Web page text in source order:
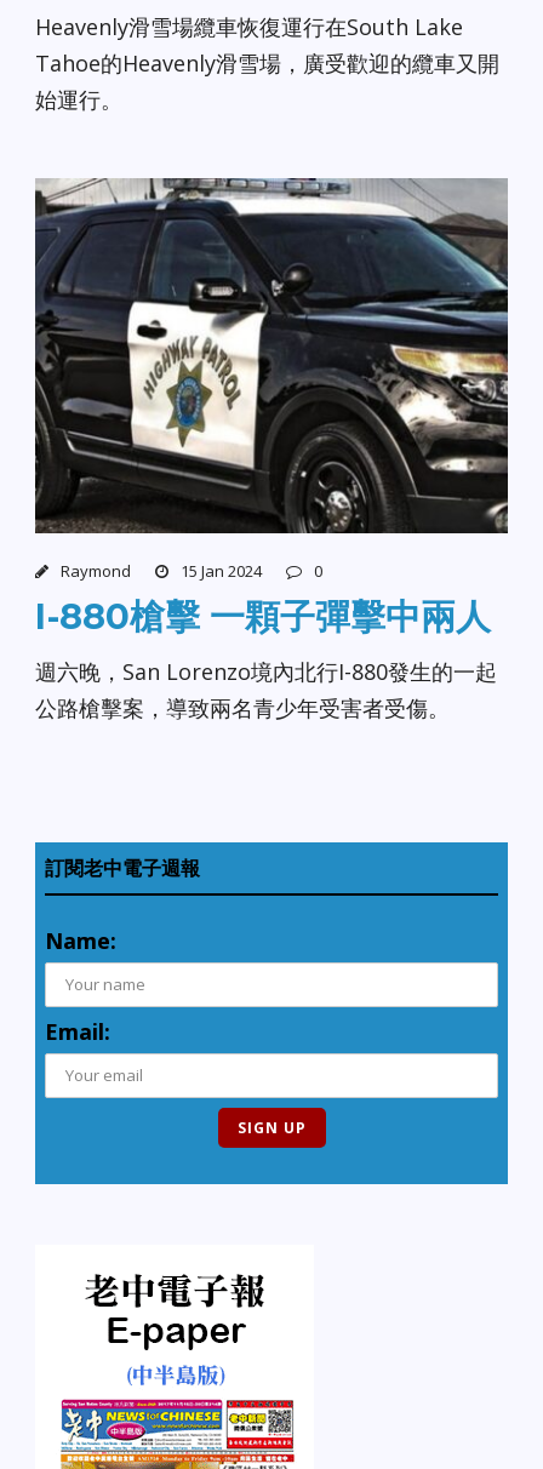
Heavenly滑雪場纜車恢復運行在South Lake
Tahoe的Heavenly滑雪場，廣受歡迎的纜車又開
始運行。
Raymond 15 Jan 2024 0
I-880槍擊 一顆子彈擊中兩人
週六晚，San Lorenzo境內北行I-880發生的一起
公路槍擊案，導致兩名青少年受害者受傷。
訂閱老中電子週報
Name:
Email: